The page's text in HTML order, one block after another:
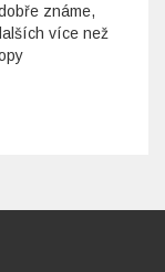
známe,
více než